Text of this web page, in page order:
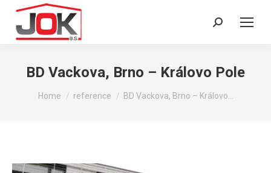
Search:
BD Vackova, Brno – Královo Pole
You are here:
Home reference BD Vackova, Brno – Královo…